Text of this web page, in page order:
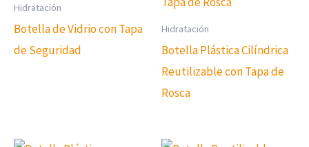
Hidratación
Botella de Vidrio con Tapa
de Seguridad
Hidratación
Botella Plástica Cilíndrica
Reutilizable con Tapa de
Rosca